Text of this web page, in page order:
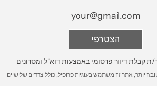
למדוד
הצטרפי
ת קבלת דיוור פרסומי באמצעות דוא"ל ומסרונים
יותר, אתר זה משתמש בעוגיות פרופיל, כולל צדדים שלישיים